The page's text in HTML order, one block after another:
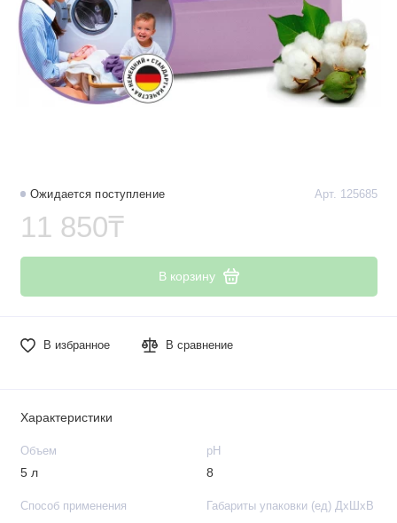
Ожидается поступление Арт. 125685
11 850₸
В корзину
В избранное В сравнение
Характеристики
Объем
5 л
рН
8
Способ применения Габариты упаковки (ед) ДхШхВ